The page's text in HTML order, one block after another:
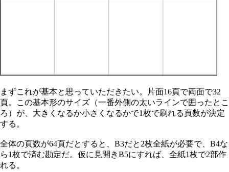
まずこれが基本と思っていただきたい。片面16頁で両面で32
頁。この基本形のサイズ（一番外側の太いラインで囲ったとこ
ろ）が、大きくなるか小さくなるかで1枚で刷れる頁数が決定
する。
全体の頁数が64頁だとすると、B3だと2枚全紙が必要で、B4な
ら1枚で済む勘定だ。仮に見開きB5にすれば、全紙1枚で2部作
れる。